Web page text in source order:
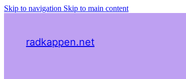
Skip to navigation Skip to main content
radkappen.net